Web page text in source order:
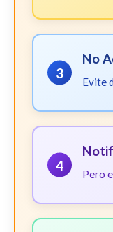
3
No
Evite
4
Pero